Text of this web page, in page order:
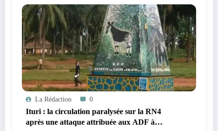
La Rédaction 0
Ituri : la circulation paralysée sur la RN4
après une attaque attribuée aux ADF à